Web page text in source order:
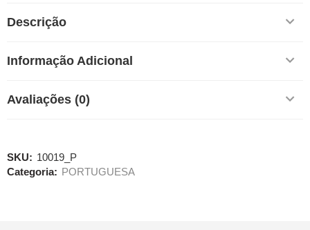
Descrição
Informação Adicional
Avaliações (0)
SKU: 10019_P
Categoria: PORTUGUESA